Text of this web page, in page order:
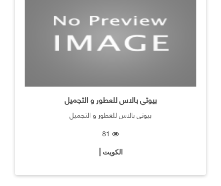
بيوتي بالاس للعطور و التجميل
بيوتي بالاس للعطور و التجميل
الكويت |